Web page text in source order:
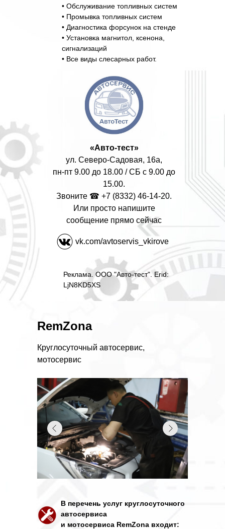
• Обслуживание топливных систем
• Промывка топливных систем
• Диагностика форсунок на стенде
• Установка магнитол, ксенона,
сигнализаций
• Все виды слесарных работ.
«Авто-тест»
ул. Северо-Садовая, 16а,
пн-пт 9.00 до 18.00 / СБ с 9.00 до
15.00.
Звоните ☎ +7 (8332) 46-14-20.
Или просто напишите
сообщение прямо сейчас
vk.com/avtoservis_vkirove
Реклама. ООО "Авто-тест". Erid:
LjN8KD5XS
RemZona
В перечень услуг круглосуточного
автосервиса
и мотосервиса RemZona входит:
Круглосуточный автосервис,
мотосервис